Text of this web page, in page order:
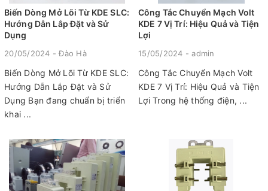
Biến Dòng Mở Lõi Từ KDE SLC:
Hướng Dẫn Lắp Đặt và Sử
Dụng
20/05/2024 - Đào Hà
Biến Dòng Mở Lõi Từ KDE SLC:
Hướng Dẫn Lắp Đặt và Sử
Dụng Bạn đang chuẩn bị triển
khai ...
Công Tắc Chuyển Mạch Volt
KDE 7 Vị Trí: Hiệu Quả và Tiện
Lợi
15/05/2024 - admin
Công Tắc Chuyển Mạch Volt
KDE 7 Vị Trí: Hiệu Quả và Tiện
Lợi Trong hệ thống điện, ...